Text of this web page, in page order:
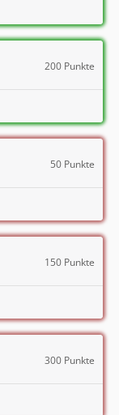
200 Punkte
50 Punkte
150 Punkte
300 Punkte